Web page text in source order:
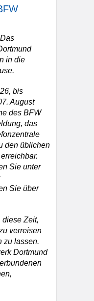
in die
bis
August
des BFW
das
den üblichen
Sie unter
Sie über
diese Zeit,
verreisen
zu lassen.
Dortmund